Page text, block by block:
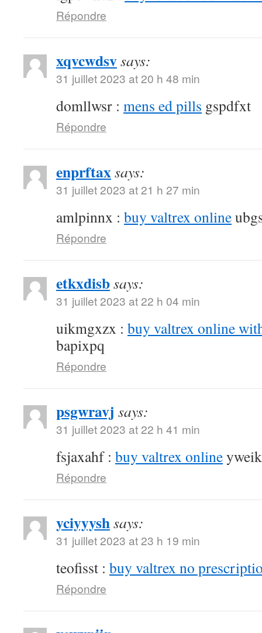
Répondre
xqvcwdsvsays:
31 juillet 2023 at 20 h 48 min
domllwsr : mens ed pills gspdfxt
Répondre
enprftaxsays:
31 juillet 2023 at 21 h 27 min
amlpinnx : buy valtrex online
Répondre
etkxdisbsays:
31 juillet 2023 at 22 h 04 min
uikmgxzx : buy valtrex online
bapixpq
Répondre
psgwravj says:
31 juillet 2023 at 22 h 41 min
fsjaxahf : buy valtrex online
Répondre
yciyyyshsays:
31 juillet 2023 at 23 h 19 min
teofisst : buy valtrex no
Répondre